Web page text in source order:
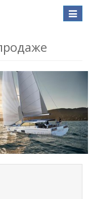
Toggle